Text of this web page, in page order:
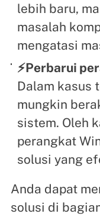
lebih baru,
masalah
mengatasi
⚡Perbarui
Dalam kasus
mungkin
sistem. Oleh
perangkat
solusi yang
Anda dapat
solusi di